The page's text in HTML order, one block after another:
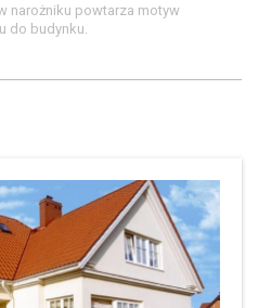
narożniku powtarza motyw
do budynku.